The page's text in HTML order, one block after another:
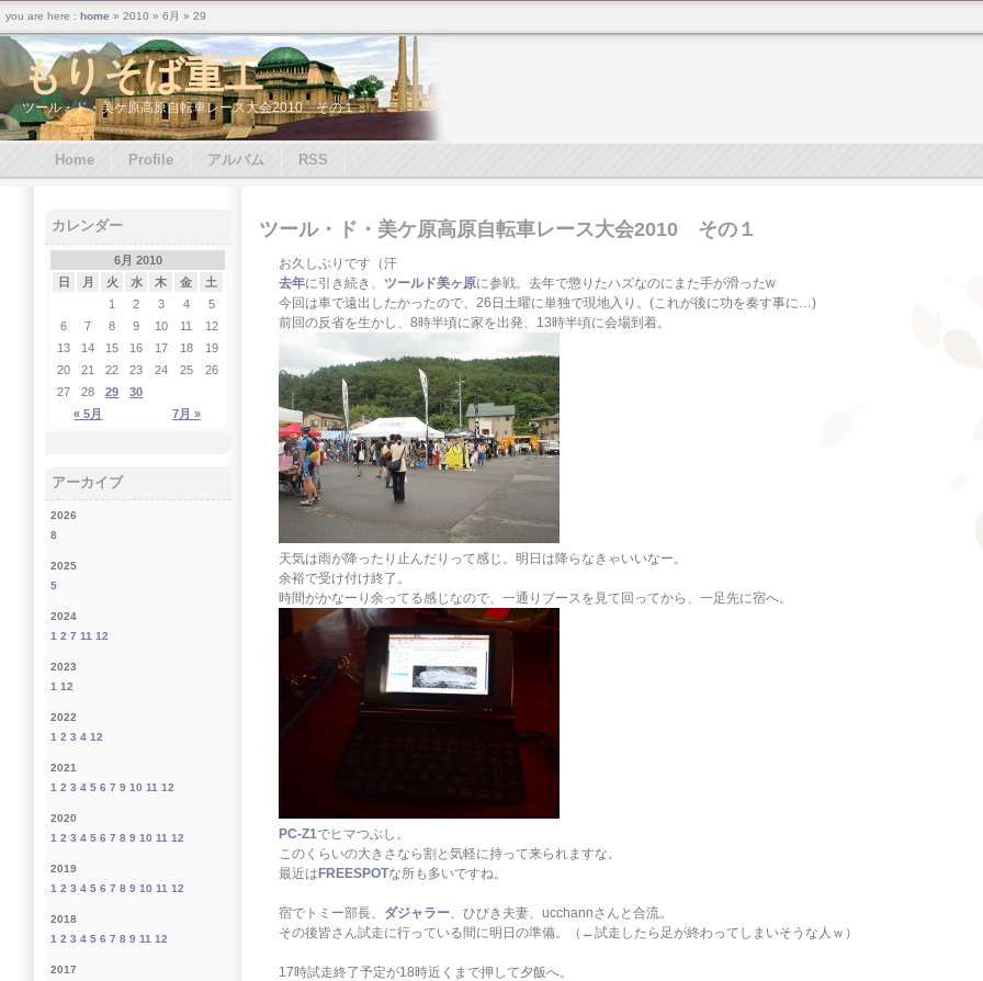
もりそば重工
ツール・ド・美ケ原高原自転車レース大会2010 その１
ツール・ド・美ケ原高原自転車レース大会2010 その１
お久しぶりです（汗
去年に引き続き、 ツールド美ヶ原に参戦。去年で懲りたハズなのにまた手が滑ったw
今回は車で遠出したかったので、26日土曜に単独で現地入り。(これが後に功を奏す事に…)
前回の反省を生かし、8時半頃に家を出発、13時半頃に会場到着。
天気は雨が降ったり止んだりって感じ。明日は降らなきゃいいなー。
余裕で受け付け終了。
時間がかなーり余ってる感じなので、一通りブースを見て回ってから、一足先に宿へ。
PC-Z1でヒマつぶし。
このくらいの大きさなら割と気軽に持って来られますな。
最近はFREESPOTな所も多いですね。
宿でトミー部長、 ダジャラー 、ひびき夫妻、ucchannさんと合流。
その後皆さん試走に行っている間に明日の準備。（←試走したら足が終わってしまいそうな人ｗ）
17時試走終了予定が18時近くまで押して夕飯へ。
カレンダー
6月 2010
日
月 火 水 木 金 土
« 5月 7月 »
1 2 3 4
5
6
7 8 9 10 11
12
13
14 15 16 17 18
19
20
21 22 23 24 25
26
27
28 29 30
アーカイブ
2026
8
2025
5
2024
1 2 7 11 12
2023
1 12
2022
1 2 3 4 12
2021
1 2 3 4 5 6 7 9 10 11 12
2020
1 2 3 4 5 6 7 8 9 10 11 12
2019
1 2 3 4 5 6 7 8 9 10 11 12
2018
1 2 3 4 5 6 7 8 9 11 12
2017
Home Profile アルバム RSS
you are here : home » 2010 » 6月 » 29